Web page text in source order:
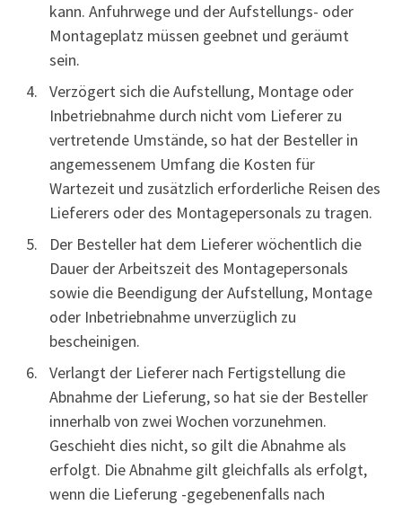
kann. Anfuhrwege und der Aufstellungs- oder
Montageplatz müssen geebnet und geräumt
sein.
Verzögert sich die Aufstellung, Montage oder
Inbetriebnahme durch nicht vom Lieferer zu
vertretende Umstände, so hat der Besteller in
angemessenem Umfang die Kosten für
Wartezeit und zusätzlich erforderliche Reisen des
Lieferers oder des Montagepersonals zu tragen.
Der Besteller hat dem Lieferer wöchentlich die
Dauer der Arbeitszeit des Montagepersonals
sowie die Beendigung der Aufstellung, Montage
oder Inbetriebnahme unverzüglich zu
bescheinigen.
Verlangt der Lieferer nach Fertigstellung die
Abnahme der Lieferung, so hat sie der Besteller
innerhalb von zwei Wochen vorzunehmen.
Geschieht dies nicht, so gilt die Abnahme als
erfolgt. Die Abnahme gilt gleichfalls als erfolgt,
wenn die Lieferung -gegebenenfalls nach